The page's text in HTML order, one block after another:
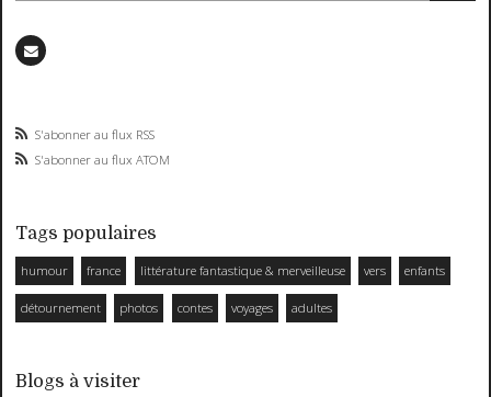
S'abonner au flux RSS
S'abonner au flux ATOM
Tags populaires
humour france littérature fantastique & merveilleuse vers enfants
détournement photos contes voyages adultes
Blogs à visiter